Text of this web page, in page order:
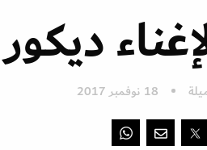
18 نوفمبر 2017